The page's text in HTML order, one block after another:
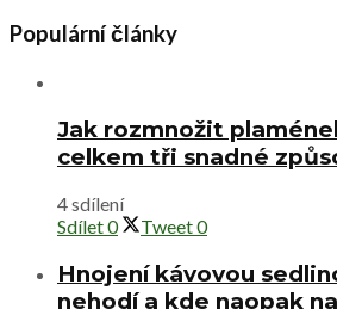
Populární články
Jak rozmnožit
celkem tři snadné
4 sdílení
Sdílet0 Tweet0
Hnojení kávovou
nehodí a kde naopak